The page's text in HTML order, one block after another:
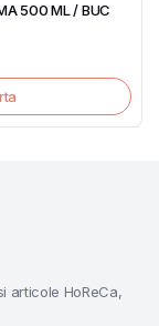
CIF CREMA 500 ML / BUC
articole HoReCa,